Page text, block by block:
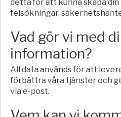
detta för att kunna skapa
felsökningar,
Vad gör vi med
information?
All data används för att
förbättra våra tjänster och
via e-post.